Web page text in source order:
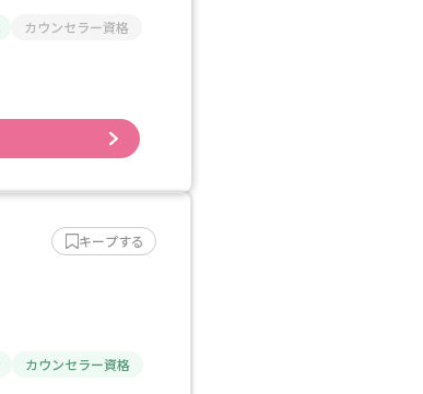
カウンセラー資格
キープする
カウンセラー資格